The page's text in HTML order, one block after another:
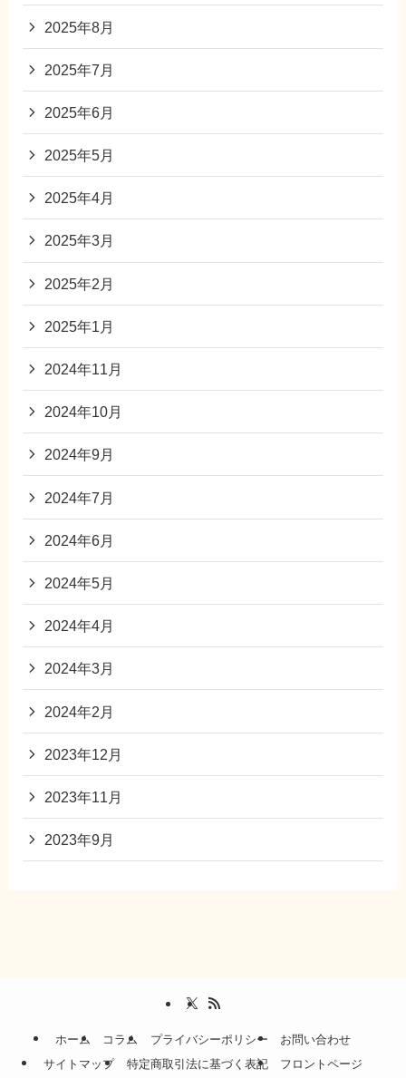
2025年8月
2025年7月
2025年6月
2025年5月
2025年4月
2025年3月
2025年2月
2025年1月
2024年11月
2024年10月
2024年9月
2024年7月
2024年6月
2024年5月
2024年4月
2024年3月
2024年2月
2023年12月
2023年11月
2023年9月
ホーム コラム プライバシーポリシー
お問い合わせ
サイトマップ
特定商取引法に基づく表記 フロントページ